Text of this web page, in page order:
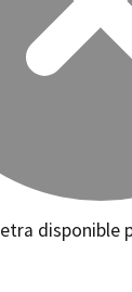
disponible